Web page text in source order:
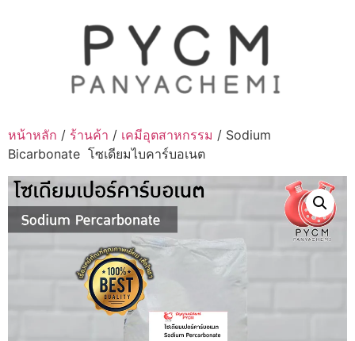
หน้าหลัก / ร้านค้า / เคมีอุตสาหกรรม / Sodium
Bicarbonate โซเดียมไบคาร์บอเนต